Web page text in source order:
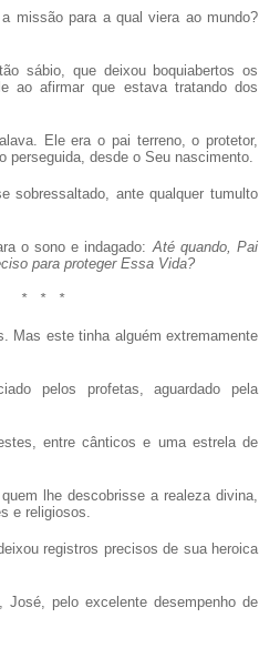
missão para a qual viera ao mundo?
sábio, que deixou boquiabertos os
ao afirmar que estava tratando dos
Ele era o pai terreno, o protetor,
perseguida, desde o Seu nascimento.
sobressaltado, ante qualquer tumulto
o sono e indagado:Até quando, Pai
para proteger Essa Vida?
* *
Mas este tinha alguém extremamente
pelos profetas, aguardado pela
entre cânticos e uma estrela de
lhe descobrisse a realeza divina,
e religiosos.
registros precisos de sua heroica
pelo excelente desempenho de